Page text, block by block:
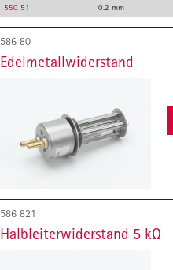
550 51
0.2 mm
586 80
Edelmetallwiderstand
586 821
Halbleiterwiderstand 5 kΩ